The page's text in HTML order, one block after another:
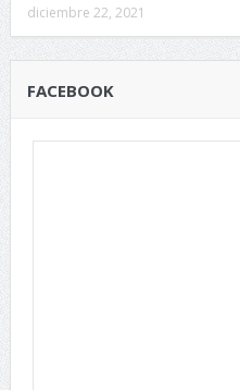
diciembre 22, 2021
FACEBOOK